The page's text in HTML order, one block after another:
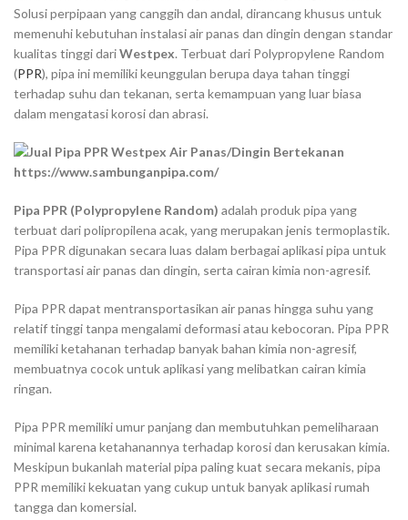
Solusi perpipaan yang canggih dan andal, dirancang khusus untuk
memenuhi kebutuhan instalasi air panas dan dingin dengan standar
kualitas tinggi dariWestpex. Terbuat dari Polypropylene Random
(PPR), pipa ini memiliki keunggulan berupa daya tahan tinggi
terhadap suhu dan tekanan, serta kemampuan yang luar biasa
dalam mengatasi korosi dan abrasi.
Pipa PPR (Polypropylene Random) adalah produk pipa yang
terbuat dari polipropilena acak, yang merupakan jenis termoplastik.
Pipa PPR digunakan secara luas dalam berbagai aplikasi pipa untuk
transportasi air panas dan dingin, serta cairan kimia non-agresif.
Pipa PPR dapat mentransportasikan air panas hingga suhu yang
relatif tinggi tanpa mengalami deformasi atau kebocoran. Pipa PPR
memiliki ketahanan terhadap banyak bahan kimia non-agresif,
membuatnya cocok untuk aplikasi yang melibatkan cairan kimia
ringan.
Pipa PPR memiliki umur panjang dan membutuhkan pemeliharaan
minimal karena ketahanannya terhadap korosi dan kerusakan kimia.
Meskipun bukanlah material pipa paling kuat secara mekanis, pipa
PPR memiliki kekuatan yang cukup untuk banyak aplikasi rumah
tangga dan komersial.